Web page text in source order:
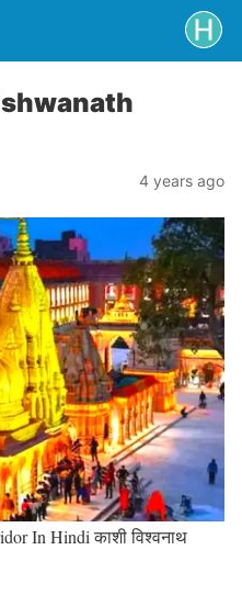
4 years ago
In Hindi काशी विश्वनाथ